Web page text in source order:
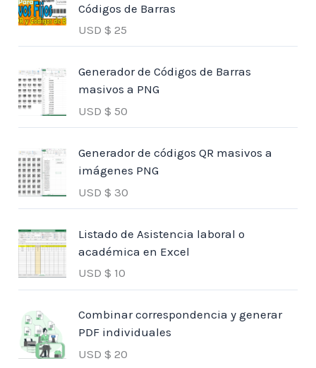
Códigos de Barras
USD $ 25
Generador de Códigos de Barras
masivos a PNG
USD $ 50
Generador de códigos QR masivos a
imágenes PNG
USD $ 30
Listado de Asistencia laboral o
académica en Excel
USD $ 10
Combinar correspondencia y generar
PDF individuales
USD $ 20